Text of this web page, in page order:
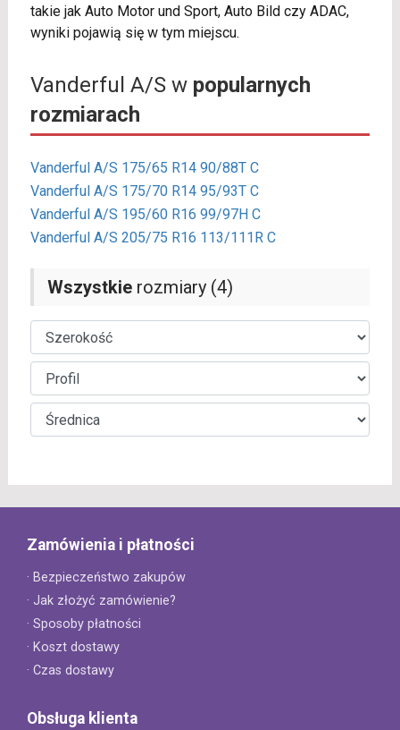
takie jak Auto Motor und Sport, Auto Bild czy ADAC,
wyniki pojawią się w tym miejscu.
Vanderful A/S w popularnych
rozmiarach
Vanderful A/S 175/65 R14 90/88T C
Vanderful A/S 175/70 R14 95/93T C
Vanderful A/S 195/60 R16 99/97H C
Vanderful A/S 205/75 R16 113/111R C
Wszystkierozmiary (4)
Zamówienia i płatności
· Bezpieczeństwo zakupów
· Jak złożyć zamówienie?
· Sposoby płatności
· Koszt dostawy
· Czas dostawy
Obsługa klienta